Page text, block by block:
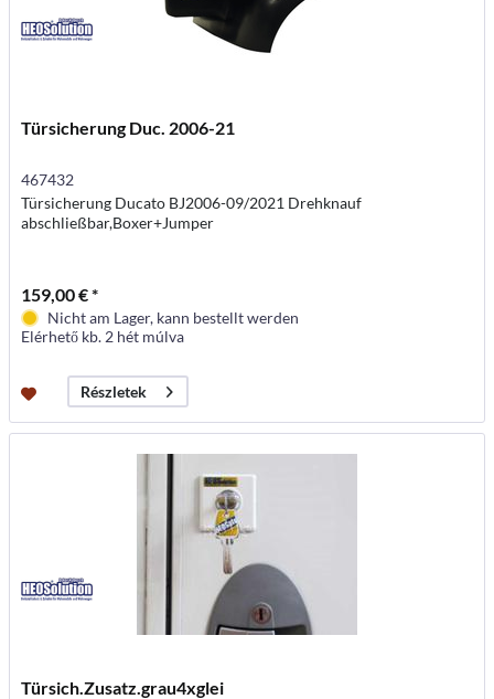
Türsicherung Duc. 2006-21
467432
Türsicherung Ducato BJ2006-09/2021 Drehknauf
abschließbar,Boxer+Jumper
159,00 € *
Nicht am Lager, kann bestellt werden
Elérhető kb. 2 hét múlva
Részletek
Türsich.Zusatz.grau4xglei